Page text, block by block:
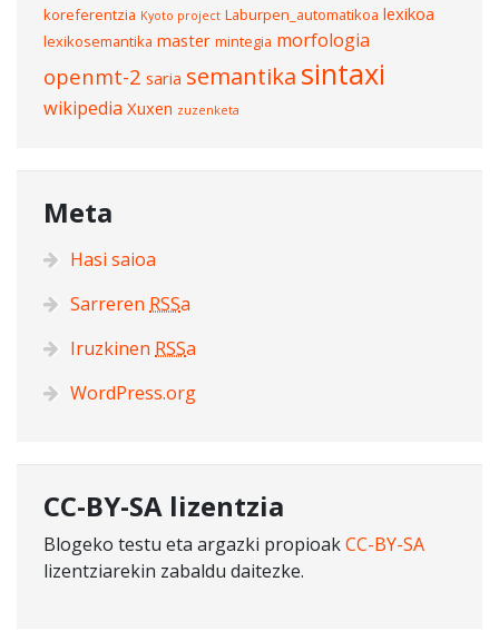
koreferentzia Kyoto project Laburpen_automatikoa lexikoa
lexikosemantika master mintegia morfologia
openmt-2 saria semantika sintaxi
wikipedia Xuxen zuzenketa
Meta
Hasi saioa
Sarreren RSSa
Iruzkinen RSSa
WordPress.org
CC-BY-SA lizentzia
Blogeko testu eta argazki propioakCC-BY-SA
lizentziarekin zabaldu daitezke.